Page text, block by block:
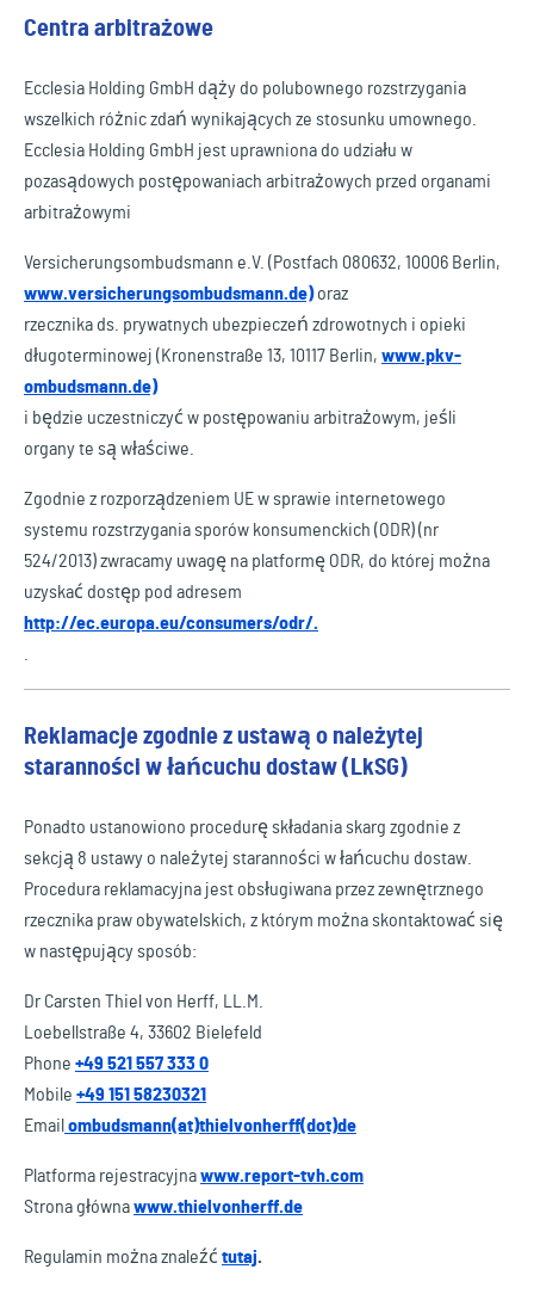
Centra arbitrażowe
Ecclesia Holding GmbH dąży do polubownego rozstrzygania
wszelkich różnic zdań wynikających ze stosunku umownego.
Ecclesia Holding GmbH jest uprawniona do udziału w
pozasądowych postępowaniach arbitrażowych przed organami
arbitrażowymi
Versicherungsombudsmann e.V. (Postfach 080632, 10006 Berlin,
www.versicherungsombudsmann.de)oraz
rzecznika ds. prywatnych ubezpieczeń zdrowotnych i opieki
długoterminowej (Kronenstraße 13, 10117 Berlin, www.pkv-
ombudsmann.de)
i będzie uczestniczyć w postępowaniu arbitrażowym, jeśli
organy te są właściwe.
Zgodnie z rozporządzeniem UE w sprawie internetowego
systemu rozstrzygania sporów konsumenckich (ODR) (nr
524/2013) zwracamy uwagę na platformę ODR, do której można
uzyskać dostęp pod adresem
http://ec.europa.eu/consumers/odr/.
Reklamacje zgodnie z ustawą o należytej
staranności w łańcuchu dostaw (LkSG)
Ponadto ustanowiono procedurę składania skarg zgodnie z
sekcją 8 ustawy o należytej staranności w łańcuchu dostaw.
Procedura reklamacyjna jest obsługiwana przez zewnętrznego
rzecznika praw obywatelskich, z którym można skontaktować się
w następujący sposób:
Dr Carsten Thiel von Herff, LL.M.
Loebellstraße 4, 33602 Bielefeld
Phone +49 521 557 333 0
Mobile +49 151 58230321
Email ombudsmann(at)thielvonherff(dot)de
Platforma rejestracyjnawww.report-tvh.com
Strona głównawww.thielvonherff.de
Regulamin można znaleźć tutaj.